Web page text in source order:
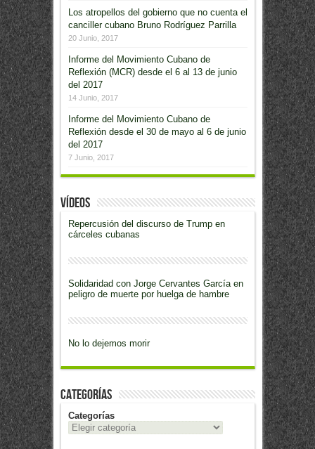
Los atropellos del gobierno que no cuenta el
canciller cubano Bruno Rodríguez Parrilla
20 Junio, 2017
Informe del Movimiento Cubano de
Reflexión (MCR) desde el 6 al 13 de junio
del 2017
14 Junio, 2017
Informe del Movimiento Cubano de
Reflexión desde el 30 de mayo al 6 de junio
del 2017
7 Junio, 2017
Vídeos
Repercusión del discurso de Trump en
cárceles cubanas
Solidaridad con Jorge Cervantes García en
peligro de muerte por huelga de hambre
No lo dejemos morir
Categorías
Categorías